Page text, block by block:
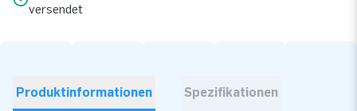
versendet
Produktinformationen Spezifikationen